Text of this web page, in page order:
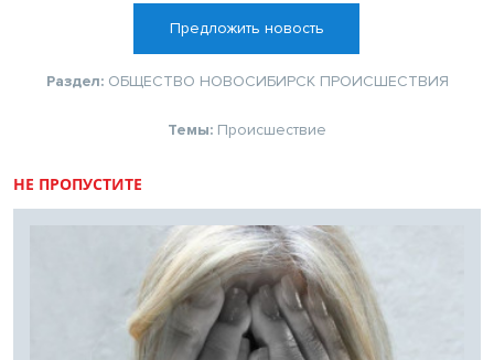
Предложить новость
Раздел: ОБЩЕСТВО НОВОСИБИРСК ПРОИСШЕСТВИЯ
Темы: Происшествие
НЕ ПРОПУСТИТЕ